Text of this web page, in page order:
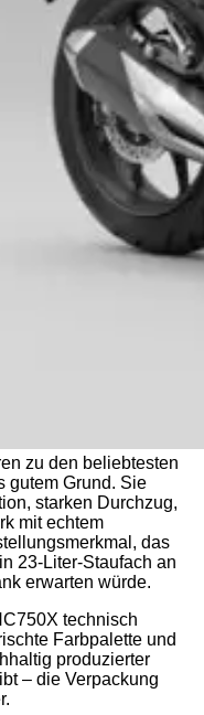
zu den beliebtesten
gutem Grund. Sie
starken Durchzug,
mit echtem
das
23-Liter-Staufach an
erwarten würde.
technisch
Farbpalette und
produzierter
– die Verpackung